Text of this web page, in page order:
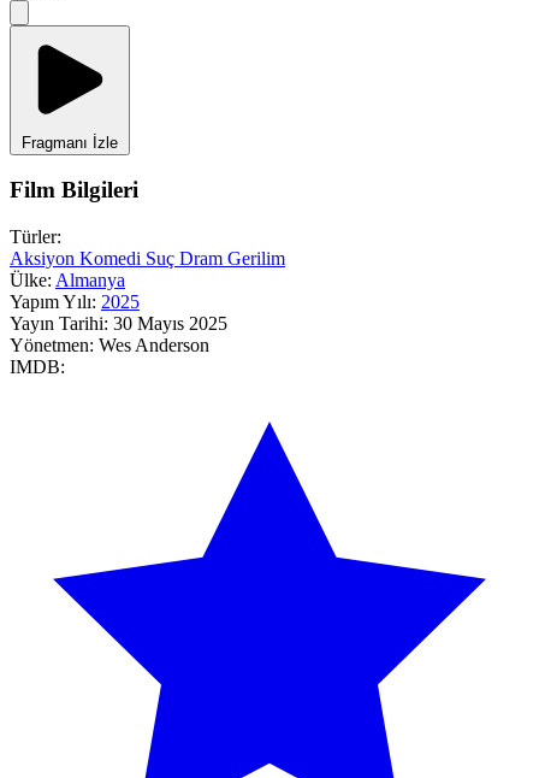
Fragmanı İzle
Film Bilgileri
Türler:
Aksiyon Komedi Suç Dram Gerilim
Ülke: Almanya
Yapım Yılı: 2025
Yayın Tarihi: 30 Mayıs 2025
Yönetmen: Wes Anderson
IMDB: